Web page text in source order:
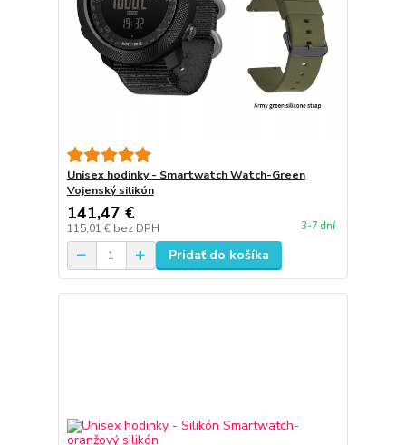
Unisex hodinky - Smartwatch Watch-Green
Vojenský silikón
141,47 €
115,01 € bez DPH 3-7 dní
Pridať do košíka